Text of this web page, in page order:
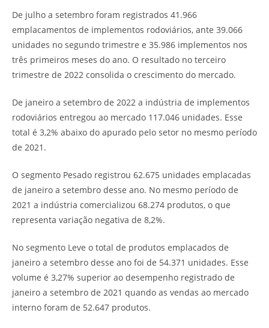
De julho a setembro foram registrados 41.966
emplacamentos de implementos rodoviários, ante 39.066
unidades no segundo trimestre e 35.986 implementos nos
três primeiros meses do ano. O resultado no terceiro
trimestre de 2022 consolida o crescimento do mercado.
De janeiro a setembro de 2022 a indústria de implementos
rodoviários entregou ao mercado 117.046 unidades. Esse
total é 3,2% abaixo do apurado pelo setor no mesmo período
de 2021.
O segmento Pesado registrou 62.675 unidades emplacadas
de janeiro a setembro desse ano. No mesmo período de
2021 a indústria comercializou 68.274 produtos, o que
representa variação negativa de 8,2%.
No segmento Leve o total de produtos emplacados de
janeiro a setembro desse ano foi de 54.371 unidades. Esse
volume é 3,27% superior ao desempenho registrado de
janeiro a setembro de 2021 quando as vendas ao mercado
interno foram de 52.647 produtos.